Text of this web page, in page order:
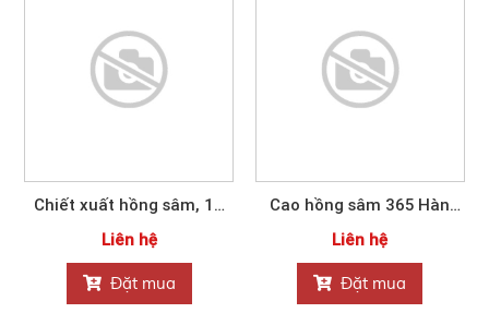
Chiết xuất hồng sâm, 16
gói 700g
Liên hệ
Đặt mua
Cao hồng sâm 365 Hàn
Quốc NONGHUYP
Liên hệ
Đặt mua